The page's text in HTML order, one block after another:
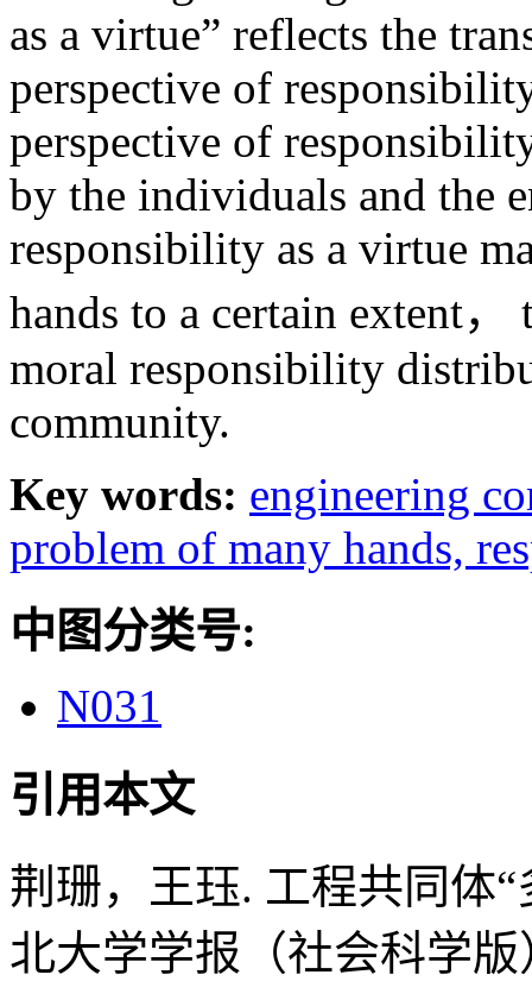
as a virtue” reflects the
perspective of
perspective of
by the individuals and the
responsibility as a virtue
hands to a certain extent
moral responsibility
community.
Key words: engineering
problem of many hands,
中图分类号:
N031
引用本文
荆珊，王珏. 工程共同体
北大学学报（社会科学版